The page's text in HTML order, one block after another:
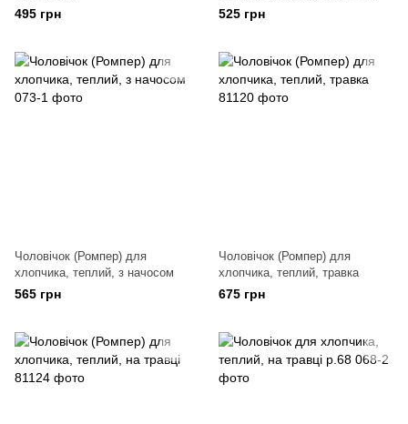
495 грн 525 грн
Чоловічок (Ромпер) для
хлопчика, теплий, з начосом
565 грн
Чоловічок (Ромпер) для
хлопчика, теплий, травка
675 грн